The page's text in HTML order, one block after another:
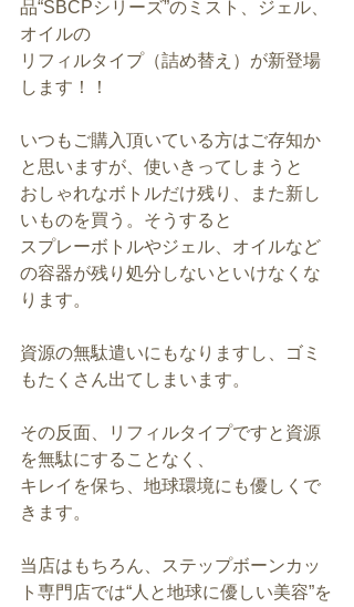
品“SBCPシリーズ”のミスト、ジェル、
オイルの
リフィルタイプ（詰め替え）が新登場
します！！
いつもご購入頂いている方はご存知か
と思いますが、使いきってしまうと
おしゃれなボトルだけ残り、また新し
いものを買う。そうすると
スプレーボトルやジェル、オイルなど
の容器が残り処分しないといけなくな
ります。
資源の無駄遣いにもなりますし、ゴミ
もたくさん出てしまいます。
その反面、リフィルタイプですと資源
を無駄にすることなく、
キレイを保ち、地球環境にも優しくで
きます。
当店はもちろん、ステップボーンカッ
ト専門店では“人と地球に優しい美容”を